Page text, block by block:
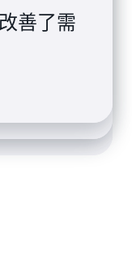
善了需
基础模
估座席
户与科